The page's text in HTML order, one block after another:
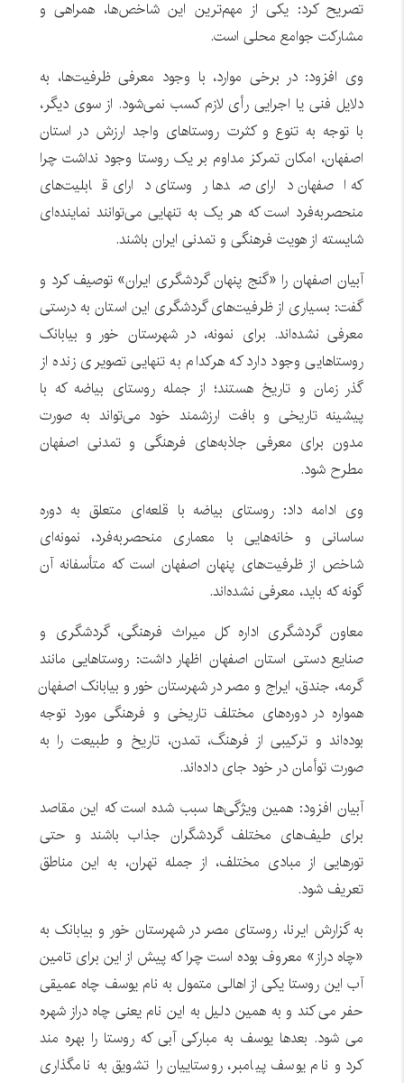
تصریح کرد: یکی از مهم‌ترین این شاخص‌ها، همراهی و
مشارکت جوامع محلی است.
وی افزود: در برخی موارد، با وجود معرفی ظرفیت‌ها، به
دلایل فنی یا اجرایی رأی لازم کسب نمی‌شود. از سوی دیگر،
با توجه به تنوع و کثرت روستاهای واجد ارزش در استان
اصفهان، امکان تمرکز مداوم بر یک روستا وجود نداشت چرا
که اصفهان دارای صدها روستای دارای قابلیت‌های
منحصربه‌فرد است که هر یک به تنهایی می‌توانند نماینده‌ای
شایسته از هویت فرهنگی و تمدنی ایران باشند.
آبیان اصفهان را «گنج پنهان گردشگری ایران» توصیف کرد و
گفت: بسیاری از ظرفیت‌های گردشگری این استان به درستی
معرفی نشده‌اند. برای نمونه، در شهرستان خور و بیابانک
روستاهایی وجود دارد که هرکدام به تنهایی تصویری زنده از
گذر زمان و تاریخ هستند؛ از جمله روستای بیاضه که با
پیشینه تاریخی و بافت ارزشمند خود می‌تواند به صورت
مدون برای معرفی جاذبه‌های فرهنگی و تمدنی اصفهان
مطرح شود.
وی ادامه داد: روستای بیاضه با قلعه‌ای متعلق به دوره
ساسانی و خانه‌هایی با معماری منحصربه‌فرد، نمونه‌ای
شاخص از ظرفیت‌های پنهان اصفهان است که متأسفانه آن
گونه که باید، معرفی نشده‌اند.
معاون گردشگری اداره کل میراث فرهنگی، گردشگری و
صنایع دستی استان اصفهان اظهار داشت: روستاهایی مانند
گرمه، جندق، ایراج و مصر در شهرستان خور و بیابانک اصفهان
همواره در دوره‌های مختلف تاریخی و فرهنگی مورد توجه
بوده‌اند و ترکیبی از فرهنگ، تمدن، تاریخ و طبیعت را به
صورت توأمان در خود جای داده‌اند.
آبیان افزود: همین ویژگی‌ها سبب شده است که این مقاصد
برای طیف‌های مختلف گردشگران جذاب باشند و حتی
تورهایی از مبادی مختلف، از جمله تهران، به این مناطق
تعریف شود.
به گزارش ایرنا، روستای مصر در شهرستان خور و بیابانک به
«چاه دراز» معروف بوده است چرا که پیش از این برای تامین
آب این روستا یکی از اهالی متمول به نام یوسف چاه عمیقی
حفر می کند و به همین دلیل به این نام یعنی چاه دراز شهره
می شود. بعدها یوسف به مبارکی آبی که روستا را بهره مند
کرد و نام یوسف پیامبر، روستاییان را تشویق به نامگذاری